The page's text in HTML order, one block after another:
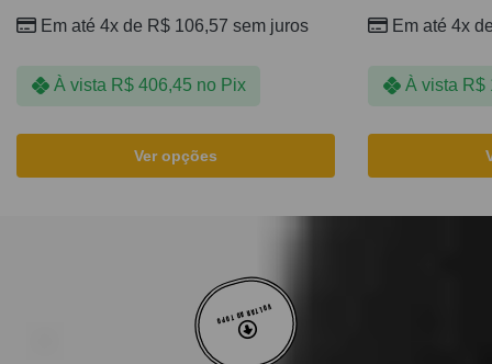
Em até 4x de R$ 106,57 sem juros
À vista R$406,45 no Pix
Ver opções
Em até 4x
À vista R$
VOLTAR AO TOPO